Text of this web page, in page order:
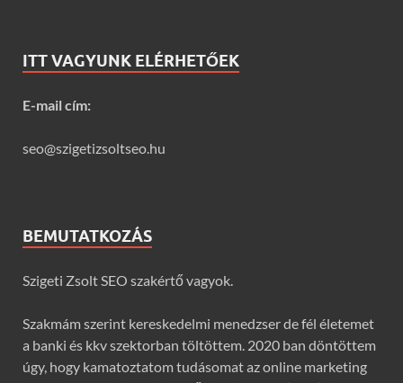
ITT VAGYUNK ELÉRHETŐEK
E-mail cím:
seo@szigetizsoltseo.hu
BEMUTATKOZÁS
Szigeti Zsolt SEO szakértő vagyok.
Szakmám szerint kereskedelmi menedzser de fél életemet
a banki és kkv szektorban töltöttem. 2020 ban döntöttem
úgy, hogy kamatoztatom tudásomat az online marketing